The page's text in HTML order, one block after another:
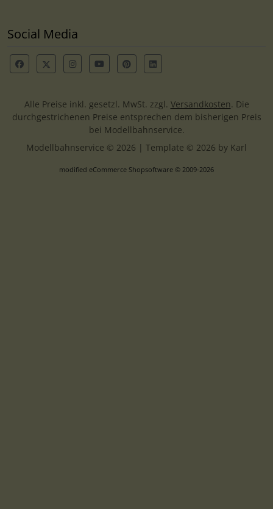
Social Media
Alle Preise inkl. gesetzl. MwSt. zzgl. Versandkosten. Die
durchgestrichenen Preise entsprechen dem bisherigen Preis
bei Modellbahnservice.
Modellbahnservice © 2026 | Template © 2026 by Karl
modified eCommerce Shopsoftware © 2009-2026